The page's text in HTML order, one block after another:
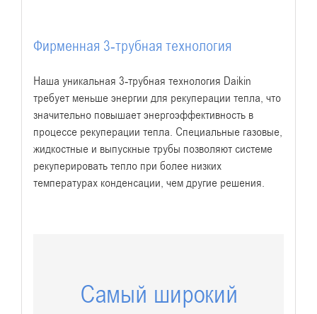
Фирменная 3-трубная технология
Наша уникальная 3-трубная технология Daikin
требует меньше энергии для рекуперации тепла, что
значительно повышает энергоэффективность в
процессе рекуперации тепла. Специальные газовые,
жидкостные и выпускные трубы позволяют системе
рекуперировать тепло при более низких
температурах конденсации, чем другие решения.
Самый широкий